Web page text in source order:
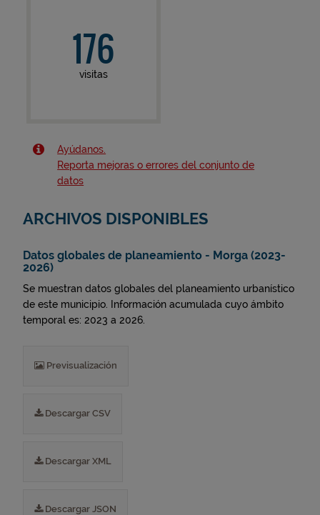
176
visitas
Ayúdanos.
Reporta mejoras o errores del conjunto de
datos
ARCHIVOS DISPONIBLES
Datos globales de planeamiento - Morga (2023-
2026)
Se muestran datos globales del planeamiento urbanístico
de este municipio. Información acumulada cuyo ámbito
temporal es: 2023 a 2026.
Previsualización
Descargar CSV
Descargar XML
Descargar JSON